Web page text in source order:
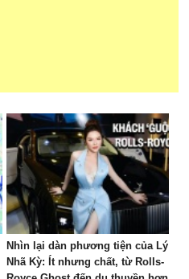
Nhìn lại dàn phương tiện của Lý
Nhã Kỳ: Ít nhưng chất, từ Rolls-